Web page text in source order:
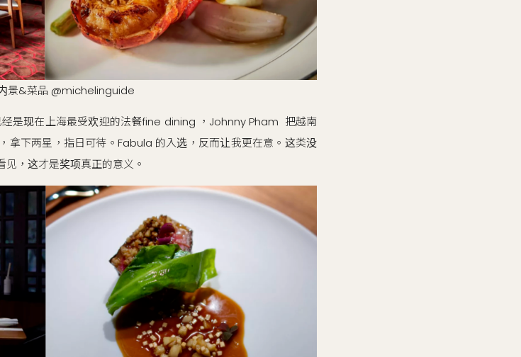
景&菜品 @michelinguide
是现在上海最受欢迎的法餐fine dining ，Johnny Pham 把越南
拿下两星，指日可待。Fabula 的入选，反而让我更在意。这类没
，这才是奖项真正的意义。